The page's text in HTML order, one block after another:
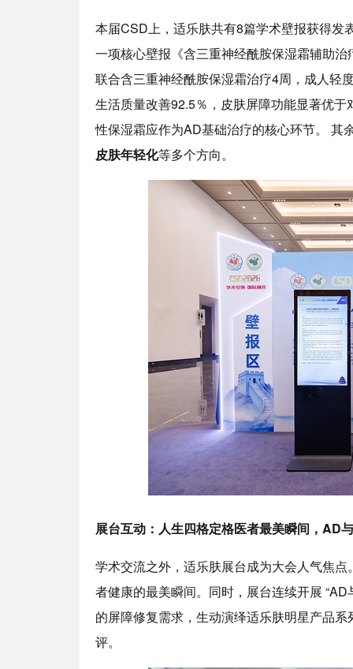
本届CSD上，适乐肤共有8篇学术壁报获得发
一项核心壁报《含三重神经酰胺保湿霜辅助
联合含三重神经酰胺保湿霜治疗4周，成人轻
生活质量改善92.5％，皮肤屏障功能显著优
性保湿霜应作为AD基础治疗的核心环节。 其
皮肤年轻化等多个方向。
展台互动：人生四格定格医者最美瞬间， AD
学术交流之外，适乐肤展台成为大会人气焦
者健康的最美瞬间。同时，展台连续开展
的屏障修复需求，生动演绎适乐肤明星产品
评。